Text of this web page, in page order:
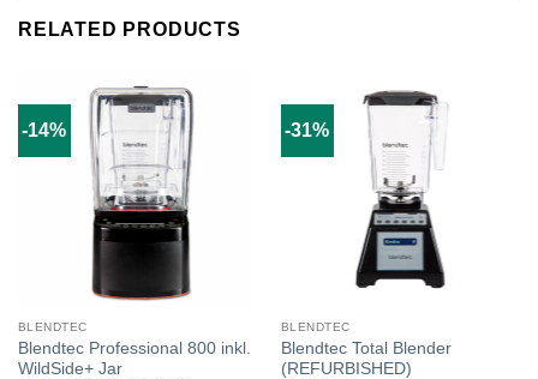
RELATED PRODUCTS
-14%
BLENDTEC
Blendtec Professional 800 inkl.
WildSide+ Jar
-31%
BLENDTEC
Blendtec Total Blender
(REFURBISHED)